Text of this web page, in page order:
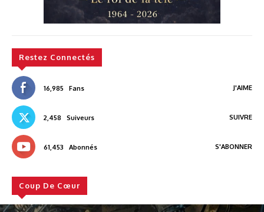
Restez Connectés
16,985 Fans J'AIME
2,458 Suiveurs SUIVRE
61,453 Abonnés S'ABONNER
Coup De Cœur